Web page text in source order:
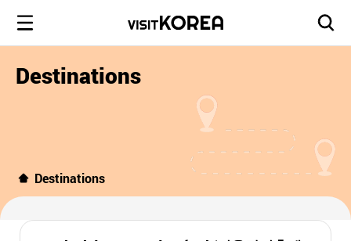
Destinations
Destinations